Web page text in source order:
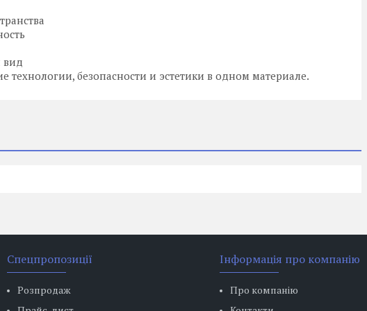
технологии, безопасности и эстетики в одном материале.
Спецпропозиції
Розпродаж
Інформація про компанію
Про компанію